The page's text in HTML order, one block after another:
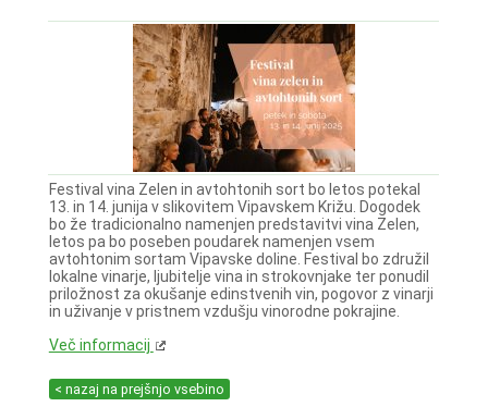
Festival vina Zelen in avtohtonih sort bo letos potekal
13. in 14. junija v slikovitem Vipavskem Križu. Dogodek
bo že tradicionalno namenjen predstavitvi vina Zelen,
letos pa bo poseben poudarek namenjen vsem
avtohtonim sortam Vipavske doline. Festival bo združil
lokalne vinarje, ljubitelje vina in strokovnjake ter ponudil
priložnost za okušanje edinstvenih vin, pogovor z vinarji
in uživanje v pristnem vzdušju vinorodne pokrajine.
Več informacij
< nazaj na prejšnjo vsebino